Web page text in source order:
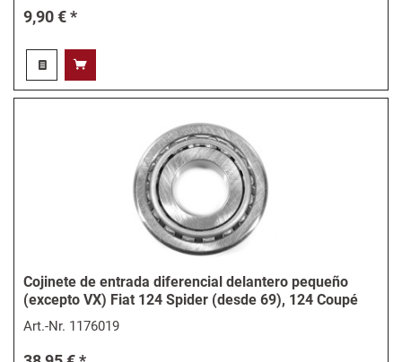
9,90 € *
Cojinete de entrada diferencial delantero pequeño
(excepto VX) Fiat 124 Spider (desde 69), 124 Coupé
Art.-Nr. 1176019